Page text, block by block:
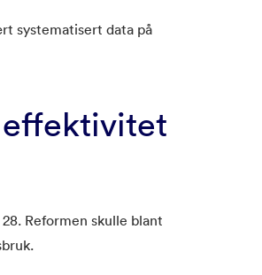
systematisert data på
effektivitet
Reformen skulle blant